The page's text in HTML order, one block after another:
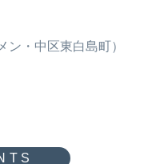
ン・中区東白島町）